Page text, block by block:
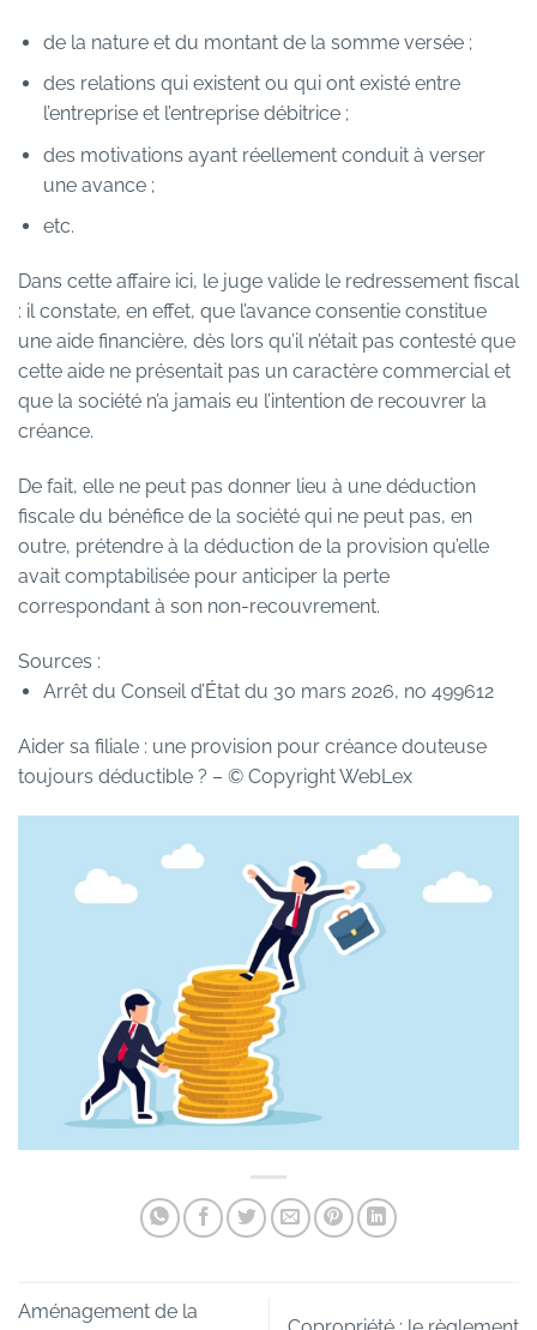
de la nature et du montant de la somme versée ;
des relations qui existent ou qui ont existé entre
l’entreprise et l’entreprise débitrice ;
des motivations ayant réellement conduit à verser
une avance ;
etc.
Dans cette affaire ici, le juge valide le redressement fiscal
: il constate, en effet, que l’avance consentie constitue
une aide financière, dès lors qu’il n’était pas contesté que
cette aide ne présentait pas un caractère commercial et
que la société n’a jamais eu l’intention de recouvrer la
créance.
De fait, elle ne peut pas donner lieu à une déduction
fiscale du bénéfice de la société qui ne peut pas, en
outre, prétendre à la déduction de la provision qu’elle
avait comptabilisée pour anticiper la perte
correspondant à son non-recouvrement.
Sources :
Arrêt du Conseil d’État du 30 mars 2026, no 499612
Aider sa filiale : une provision pour créance douteuse
toujours déductible ? – © Copyright WebLex
Aménagement de la